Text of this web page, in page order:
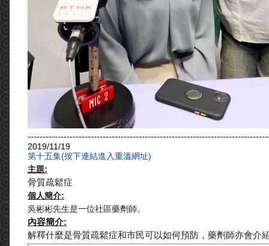
2019/11/19
第十五集(按下連結進入重溫網址)
主題:
骨質疏鬆症
個人簡介:
吳彬彬先生是一位社區藥劑師。
內容簡介:
解釋什麼是骨質疏鬆症和市民可以如何預防， 藥劑師亦會介